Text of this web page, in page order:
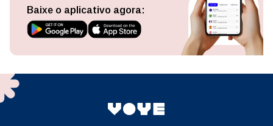
Baixe o aplicativo agora: